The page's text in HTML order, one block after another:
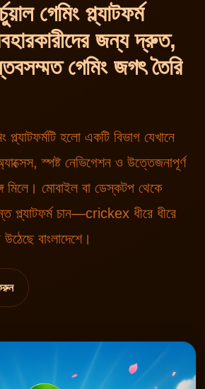
গেমিং প্ল্যাটফর্ম
জন্য দ্রুত,
গেমিং জগৎ তৈরি
হলো একটি বিভাগ যেখানে
স্পষ্ট নেভিগেশন ও উত্তেজনাপূর্ণ
মিলে। মোবাইল বা ডেস্কটপ থেকে
প্ল্যাটফর্ম চান—crickex ধীরে ধীরে
বাংলাদেশে।